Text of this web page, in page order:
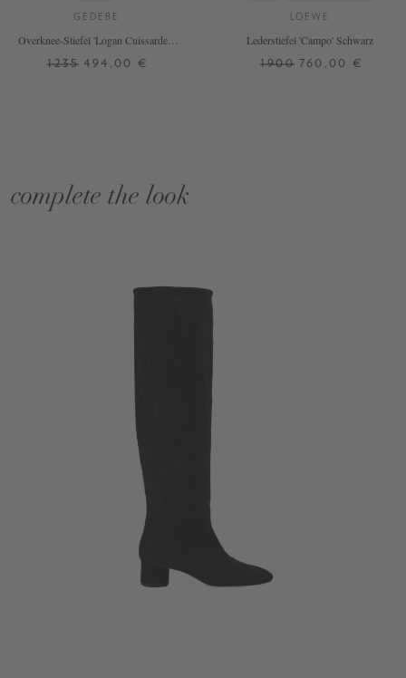
GEDEBE
Overknee-Stiefel 'Logan Cuissardes'
1235 494,00 €
LOEWE
Lederstiefel 'Campo' Schwarz
1900 760,00 €
complete the look